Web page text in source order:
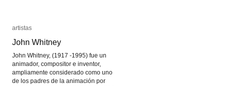
artistas
John Whitney
John Whitney, (1917 -1995) fue un
animador, compositor e inventor,
ampliamente considerado como uno
de los padres de la animación por
artistas
John Whitney